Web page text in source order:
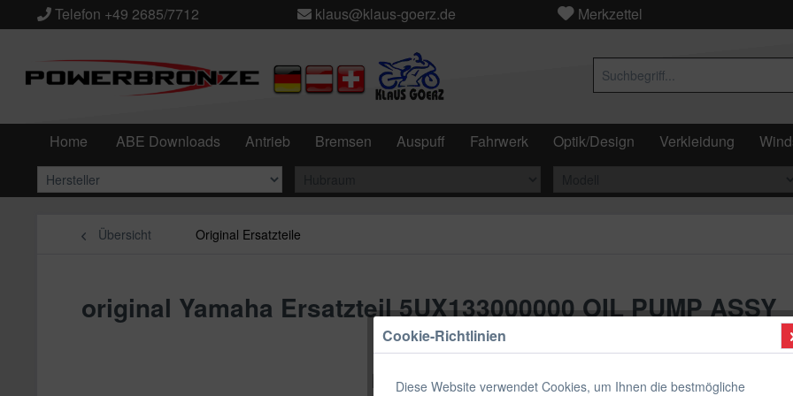
Telefon +49 2685/7712 klaus@klaus-goerz.de Merkzettel
Home ABE Downloads Antrieb Bremsen Auspuff Fahrwerk Optik/Design Verkleidung
Übersicht Original Ersatzteile
original Yamaha Ersatzteil 5UX133000000 OIL PUMP ASSY
Cookie-Richtlinien
Diese Website verwendet Cookies, um Ihnen die bestmögliche